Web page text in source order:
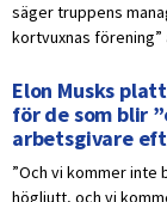
säger truppens
kortvuxnas
Elon Musks
för de som blir
arbetsgivare
”Och vi kommer
högljutt, och vi